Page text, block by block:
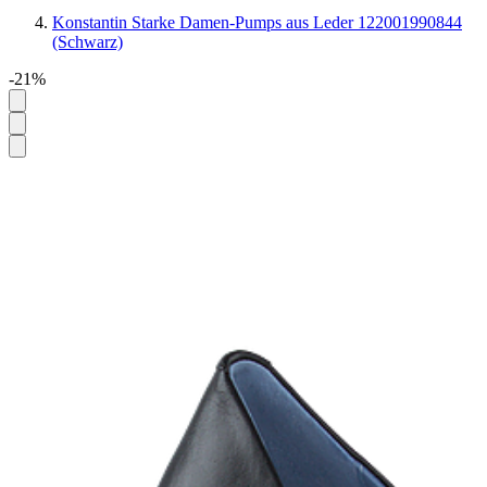
Konstantin Starke Damen-Pumps aus Leder 122001990844
(Schwarz)
-21%